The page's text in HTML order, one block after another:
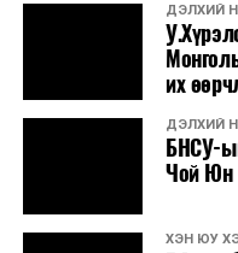
ДЭЛХИЙ
захирлын
ҮЙЛ ЯВДАЛ
Сүхбаатар
тонн АИ-92
ДЭЛХИЙ
ДЭЛХИЙ
их
ДЭЛХИЙ
БНСУ-
Чой Юн
ХЭН ЮУ